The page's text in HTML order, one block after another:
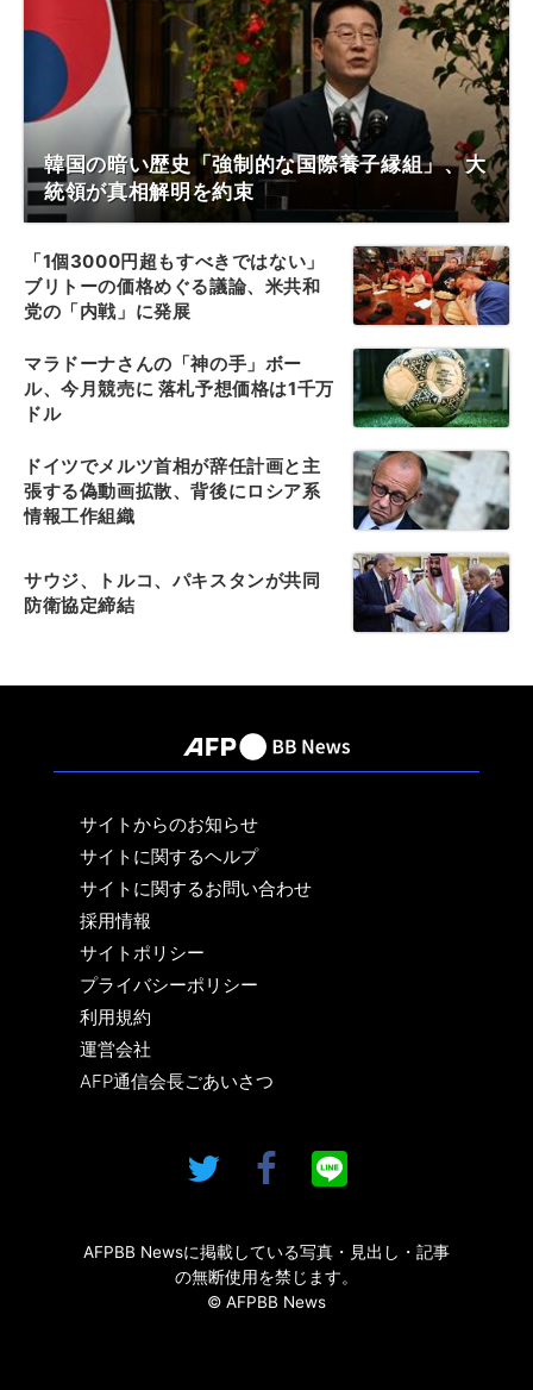
韓国の暗い歴史「強制的な国際養子縁組」、大
統領が真相解明を約束
「1個3000円超もすべきではない」
ブリトーの価格めぐる議論、米共和
党の「内戦」に発展
マラドーナさんの「神の手」ボー
ル、今月競売に 落札予想価格は1千万
ドル
ドイツでメルツ首相が辞任計画と主
張する偽動画拡散、背後にロシア系
情報工作組織
サウジ、トルコ、パキスタンが共同
防衛協定締結
サイトからのお知らせ
サイトに関するヘルプ
サイトに関するお問い合わせ
採用情報
サイトポリシー
プライバシーポリシー
利用規約
運営会社
AFP通信会長ごあいさつ
AFPBB Newsに掲載している写真・見出し・記事
の無断使用を禁じます。
© AFPBB News